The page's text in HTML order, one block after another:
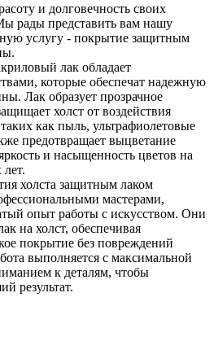
и долговечность своих
рады представить вам нашу
услугу - покрытие защитным
лак обладает
которые обеспечат надежную
Лак образует прозрачное
холст от воздействия
как пыль, ультрафиолетовые
предотвращает выцветание
и насыщенность цветов на
холста защитным лаком
мастерами,
опыт работы с искусством. Они
на холст, обеспечивая
покрытие без повреждений
выполняется с максимальной
к деталям, чтобы
результат.